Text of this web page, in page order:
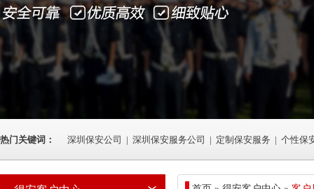
热门关键词： 深圳保安公司 | 深圳保安服务公司 | 定制保安服务 | 个性保